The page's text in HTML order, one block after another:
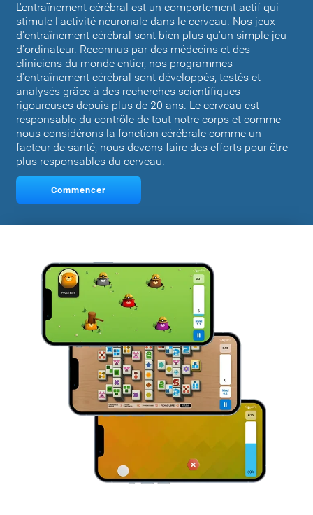
L'entraînement cérébral est un comportement actif qui
stimule l'activité neuronale dans le cerveau. Nos jeux
d'entraînement cérébral sont bien plus qu'un simple jeu
d'ordinateur. Reconnus par des médecins et des
cliniciens du monde entier, nos programmes
d'entraînement cérébral sont développés, testés et
analysés grâce à des recherches scientifiques
rigoureuses depuis plus de 20 ans. Le cerveau est
responsable du contrôle de tout notre corps et comme
nous considérons la fonction cérébrale comme un
facteur de santé, nous devons faire des efforts pour être
plus responsables du cerveau.
Commencer